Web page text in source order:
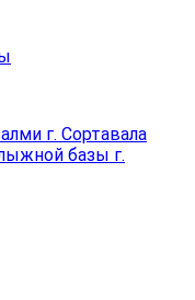
г. Сортавала
базы г.